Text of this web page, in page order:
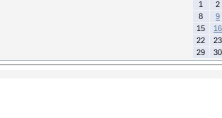
1
2
8
9
15
16
22
23
29
30